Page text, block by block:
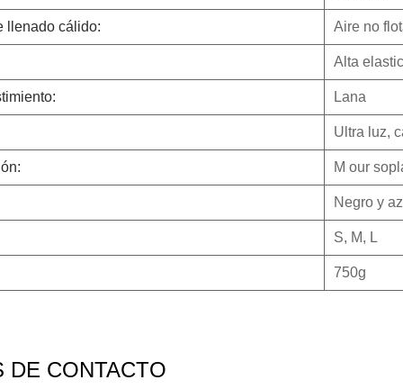
llenado cálido: Aire no
Alta
Lana
Ultra luz,
Mour
Negro y
S, M, L
750g
DE CONTACTO